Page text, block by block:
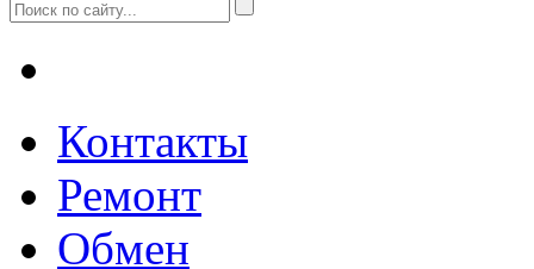
Контакты
Ремонт
Обмен